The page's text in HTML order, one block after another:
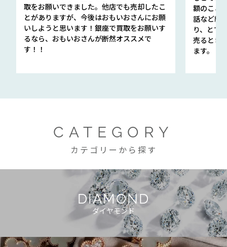
取をお願いできました。他店でも売却したこ
とがありますが、今後はおもいおさんにお願
いしようと思います！銀座で買取をお願いす
るなら、おもいおさんが断然オススメで
す！！
額のこと
話など細
り、とて
売るとき
ます。
CATEGORY
カテゴリーから探す
DIAMOND
ダイヤモンド